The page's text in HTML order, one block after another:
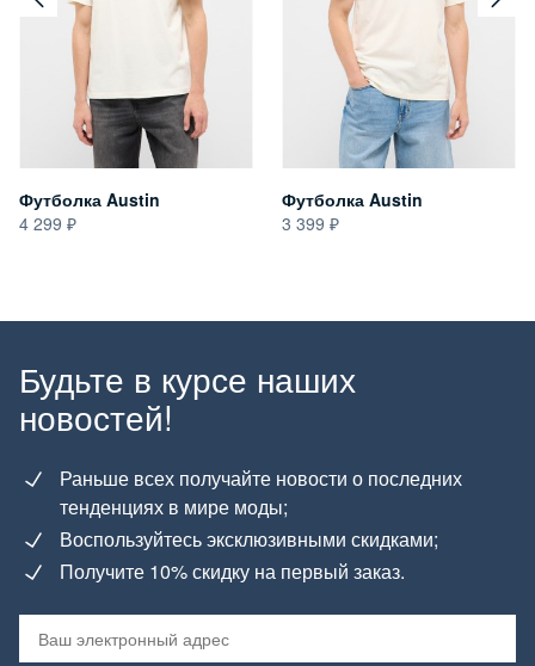
Футболка Austin
4 299
Футболка Austin
3 399
Будьте в курсе наших
новостей!
Раньше всех получайте новости о последних
тенденциях в мире моды;
Воспользуйтесь эксклюзивными скидками;
Получите 10% скидку на первый заказ.